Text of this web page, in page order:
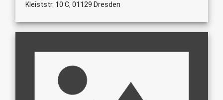
Kleiststr. 10 C, 01129 Dresden